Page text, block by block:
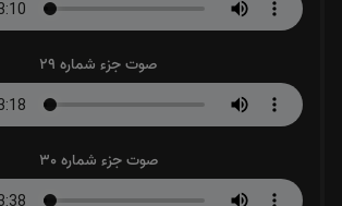
صوت جزء شماره 29
صوت جزء شماره 30